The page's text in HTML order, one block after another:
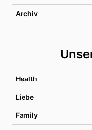
Archiv
Health
Liebe
Family